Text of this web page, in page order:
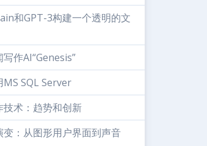
和GPT-3构建一个透明的文
作AI“Genesis”
MS SQL Server
技术：趋势和创新
变：从图形用户界面到声音